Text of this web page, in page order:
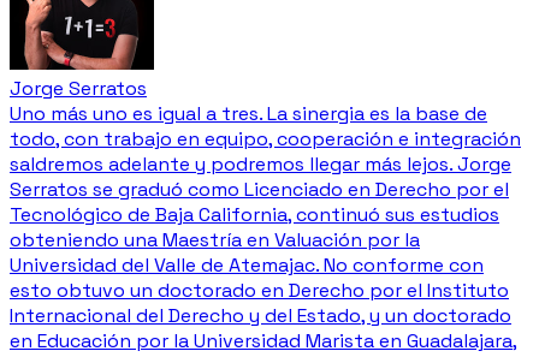
Jorge Serratos
Uno más uno es igual a tres. La sinergia es la base de
todo, con trabajo en equipo, cooperación e integración
saldremos adelante y podremos llegar más lejos. Jorge
Serratos se graduó como Licenciado en Derecho por el
Tecnológico de Baja California, continuó sus estudios
obteniendo una Maestría en Valuación por la
Universidad del Valle de Atemajac. No conforme con
esto obtuvo un doctorado en Derecho por el Instituto
Internacional del Derecho y del Estado, y un doctorado
en Educación por la Universidad Marista en Guadalajara,